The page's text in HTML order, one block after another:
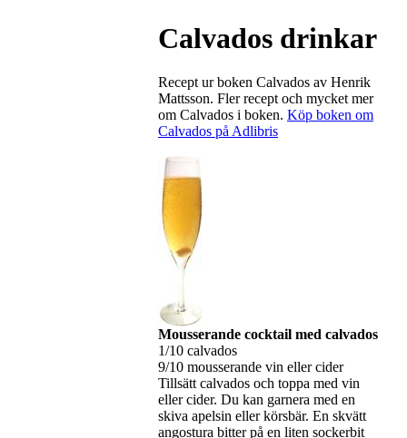
Calvados drinkar
Recept ur boken Calvados av Henrik
Mattsson. Fler recept och mycket mer
om Calvados i boken. Köp boken om
Calvados på Adlibris
Mousserande cocktail med calvados
1/10 calvados
9/10 mousserande vin eller cider
Tillsätt calvados och toppa med vin
eller cider. Du kan garnera med en
skiva apelsin eller körsbär. En skvätt
angostura bitter på en liten sockerbit